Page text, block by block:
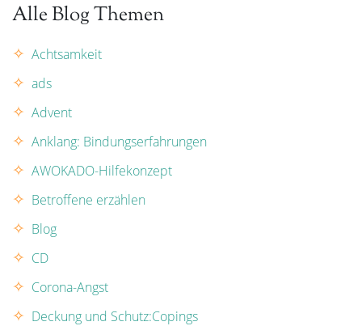
Alle Blog Themen
Achtsamkeit
ads
Advent
Anklang: Bindungserfahrungen
AWOKADO-Hilfekonzept
Betroffene erzählen
Blog
CD
Corona-Angst
Deckung und Schutz:Copings